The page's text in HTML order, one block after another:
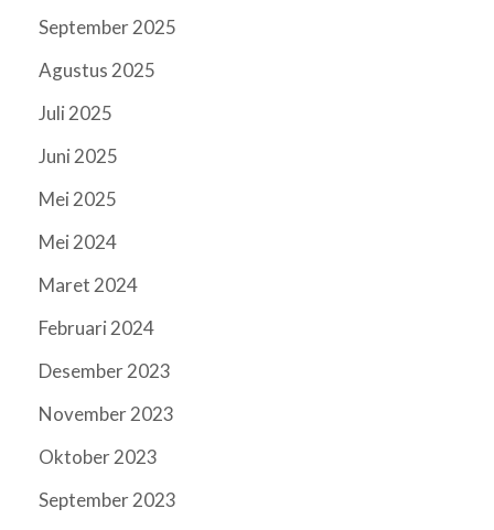
September 2025
Agustus 2025
Juli 2025
Juni 2025
Mei 2025
Mei 2024
Maret 2024
Februari 2024
Desember 2023
November 2023
Oktober 2023
September 2023